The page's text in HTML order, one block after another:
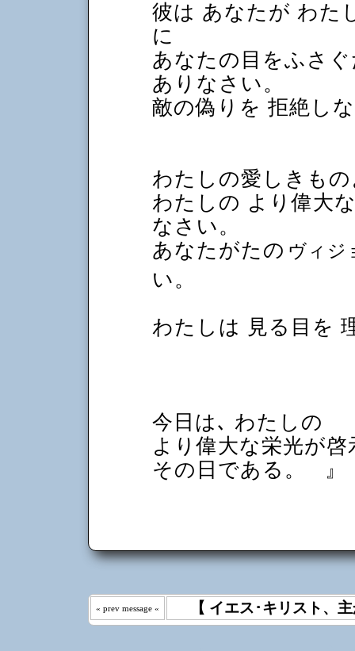
彼は あなたが わた
に
あなたの目をふさ
ありなさい。
敵の偽りを 拒絶し
わたしの愛しきもの
わたしの より偉大
なさい。
あなたがたの ヴィジ
い。
わたしは 見る目を
今日は､ わたしの
より偉大な栄光が
その日である。
』
« prev message « 【 イエス･キリスト、